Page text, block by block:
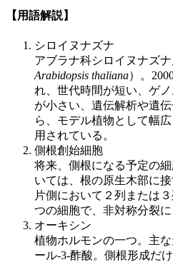
【用語解説】
シロイヌナズナ
アブラナ科シロイヌナズ
Arabidopsis thaliana）。
れ、世代時間が短い、ゲ
が小さい、遺伝解析や遺
ら、モデル植物として幅
用されている。
側根創始細胞
将来、側根になる予定の
いては、根の原生木部に
片側において２列または
つの細胞で、非対称分裂
オーキシン
植物ホルモンの一つ。主
ール-3-酢酸。側根形成だ